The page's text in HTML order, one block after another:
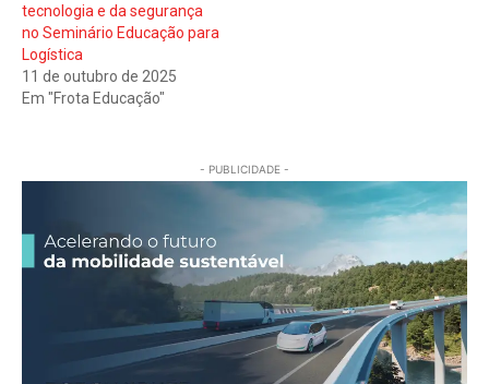
tecnologia e da segurança
no Seminário Educação para
Logística
11 de outubro de 2025
Em "Frota Educação"
- PUBLICIDADE -